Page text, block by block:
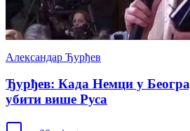
Александар Ђурђев
Ђурђев: Када Немци у
убити више Руса